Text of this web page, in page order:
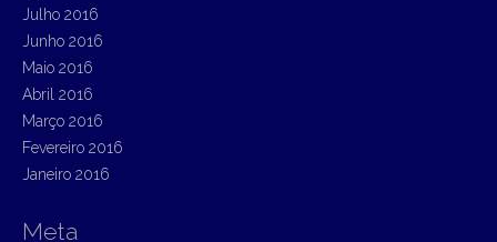
Julho 2016
Junho 2016
Maio 2016
Abril 2016
Março 2016
Fevereiro 2016
Janeiro 2016
Meta